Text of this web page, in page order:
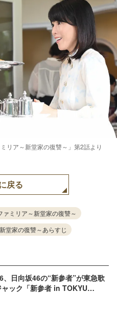
リア～新堂家の復讐～」第2話より
戻る
ァミリア～新堂家の復讐～
堂家の復讐～あらすじ
、日向坂46の“新参者”が東急歌
ック「新参者 in TOKYU